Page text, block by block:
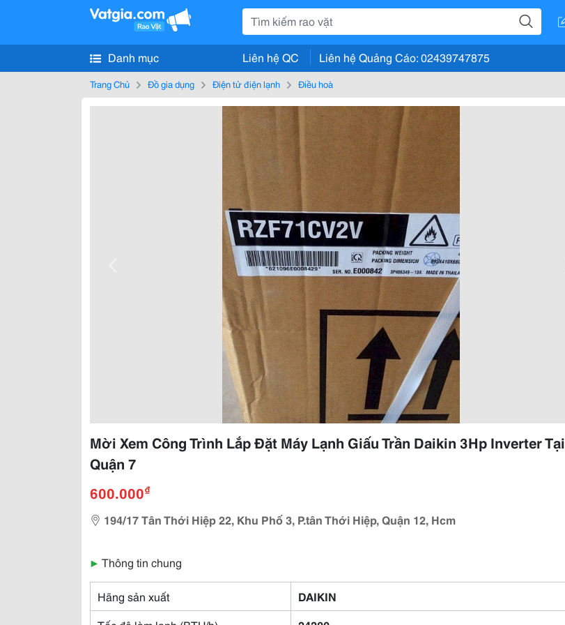
Danh mục Liên hệ QC Liên hệ Quảng Cáo: 02439747875
Trang Chủ Đồ gia dụng Điện tử điện lạnh Điều hoà
Mời Xem Công Trình Lắp Đặt Máy Lạnh Giấu Trần Daikin 3Hp Inverter Tại
Quận 7
600.000₫
194/17 Tân Thới Hiệp 22, Khu Phố 3, P.tân Thới Hiệp, Quận 12, Hcm
▶ Thông tin chung
Hãng sản xuất
DAIKIN